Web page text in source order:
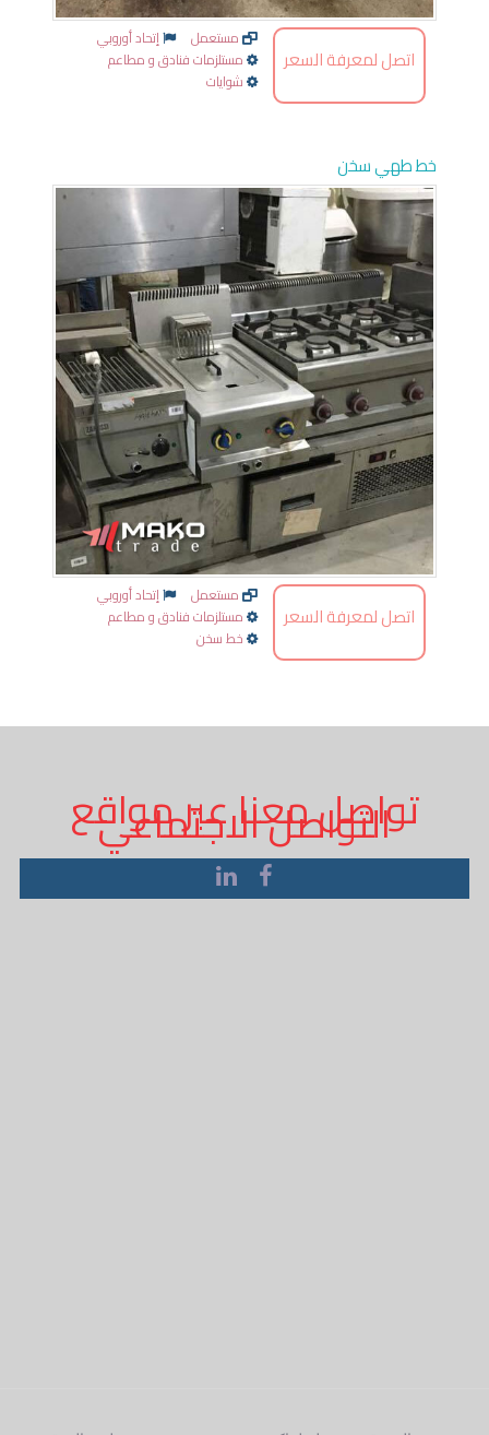
اتصل لمعرفة السعر
مستعمل
إتحاد أوروبي
مستلزمات فنادق و مطاعم
شوايات
خط طهي سخن
اتصل لمعرفة السعر
مستعمل
إتحاد أوروبي
مستلزمات فنادق و مطاعم
خط سخن
تواصل معنا عبر مواقع
التواصل الاجتماعي